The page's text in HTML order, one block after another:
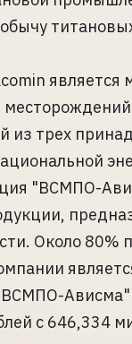
является
из трех
"ВСМПО-
Около 80%
Ависма"
с 646,334